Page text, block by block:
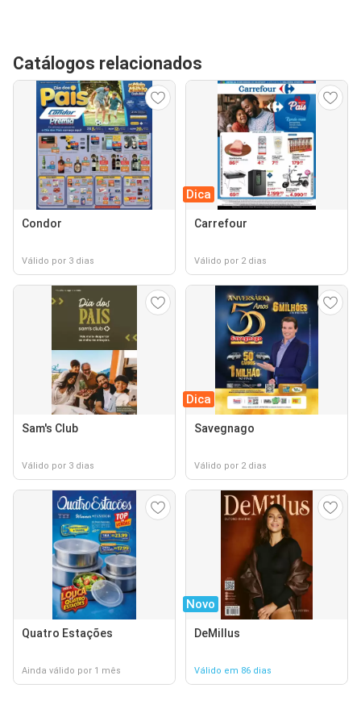
Catálogos relacionados
Condor
Válido por 3 dias
Dica
Carrefour
Válido por 2 dias
Sam's Club
Válido por 3 dias
Dica
Savegnago
Válido por 2 dias
Quatro Estações
Ainda válido por 1 mês
Novo
DeMillus
Válido em 86 dias